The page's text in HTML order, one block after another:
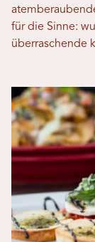
für die Sinne:
überraschende